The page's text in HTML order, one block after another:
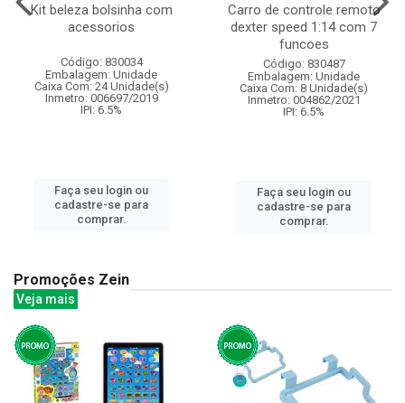
Kit beleza bolsinha com
acessorios
Código: 830034
Embalagem: Unidade
Caixa Com: 24 Unidade(s)
Inmetro: 006697/2019
IPI: 6.5%
Faça seu login ou
cadastre-se para
comprar.
Carro de controle remoto
dexter speed 1:14 com 7
funcoes
Código: 830487
Embalagem: Unidade
Caixa Com: 8 Unidade(s)
Inmetro: 004862/2021
IPI: 6.5%
Faça seu login ou
cadastre-se para
comprar.
Promoções Zein
Veja mais